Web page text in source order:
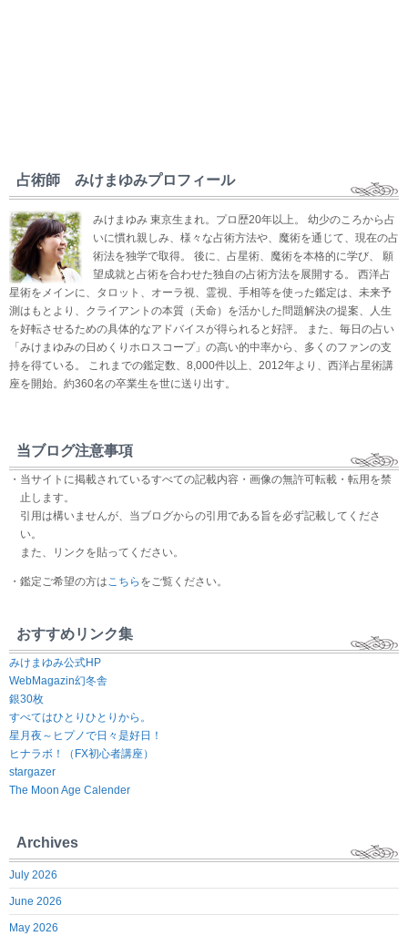
占術師 みけまゆみプロフィール
みけまゆみ 東京生まれ。プロ歴20年以上。 幼少のころから占
いに慣れ親しみ、様々な占術方法や、魔術を通じて、現在の占
術法を独学で取得。 後に、占星術、魔術を本格的に学び、 願
望成就と占術を合わせた独自の占術方法を展開する。 西洋占
星術をメインに、タロット、オーラ視、霊視、手相等を使った鑑定は、未来予
測はもとより、クライアントの本質（天命）を活かした問題解決の提案、人生
を好転させるための具体的なアドバイスが得られると好評。 また、毎日の占い
「みけまゆみの日めくりホロスコープ」の高い的中率から、多くのファンの支
持を得ている。 これまでの鑑定数、8,000件以上、2012年より、西洋占星術講
座を開始。約360名の卒業生を世に送り出す。
当ブログ注意事項
・当サイトに掲載されているすべての記載内容・画像の無許可転載・転用を禁
止します。
引用は構いませんが、当ブログからの引用である旨を必ず記載してくださ
い。
また、リンクを貼ってください。
・鑑定ご希望の方はこちら をご覧ください。
おすすめリンク集
みけまゆみ公式HP
WebMagazin幻冬舎
銀30枚
すべてはひとりひとりから。
星月夜～ヒプノで日々是好日！
ヒナラボ！（FX初心者講座）
stargazer
The Moon Age Calender
Archives
July 2026
June 2026
May 2026